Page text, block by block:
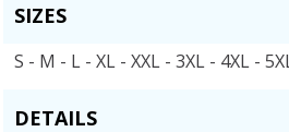
SIZES
S - M - L - XL - XXL - 3XL - 4XL -
DETAILS